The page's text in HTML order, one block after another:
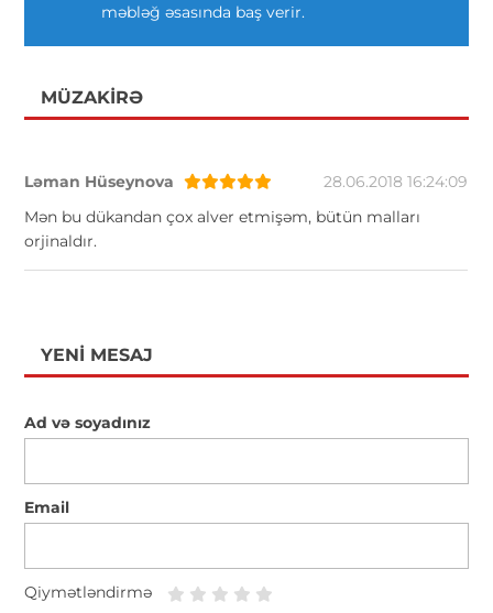
məbləğ əsasında baş verir.
MÜZAKIRƏ
Ləman Hüseynova
28.06.2018 16:24:09
Mən bu dükandan çox alver etmişəm, bütün malları
orjinaldır.
YENI MESAJ
Ad və soyadınız
Email
Qiymətləndirmə